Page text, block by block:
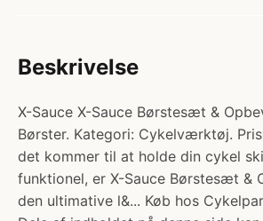
Beskrivelse
X-Sauce X-Sauce Børstesæt &
Børster. Kategori: Cykelværktøj.
det kommer til at holde din cykel
funktionel, er X-Sauce Børstesæt &
den ultimative l&... Køb hos